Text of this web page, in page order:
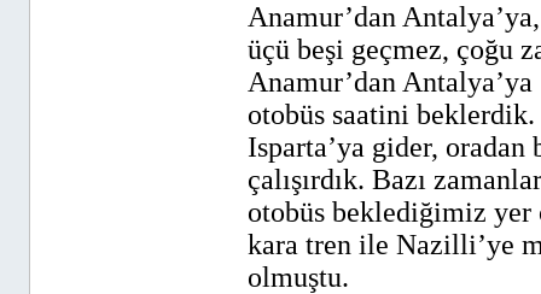
Anamur’dan
üçü beşi geçmez, çoğu
Anamur’dan
otobüs saatini
Isparta’ya gider,
çalışırdık. Bazı
otobüs beklediğimiz yer
kara tren ile Nazilli’ye
olmuştu.